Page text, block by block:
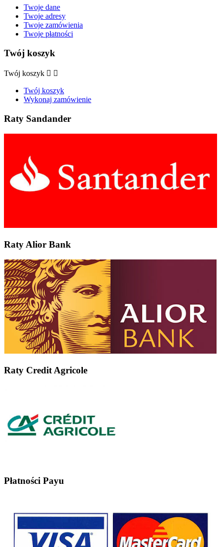
Twoje dane
Twoje adresy
Twoje zamówienia
Twoje płatności
Twój koszyk
Twój koszyk  
Twój koszyk
Wykonaj zamówienie
Raty Sandander
Raty Alior Bank
Raty Credit Agricole
Płatności Payu